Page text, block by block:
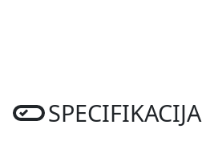
SPECIFIKACIJA